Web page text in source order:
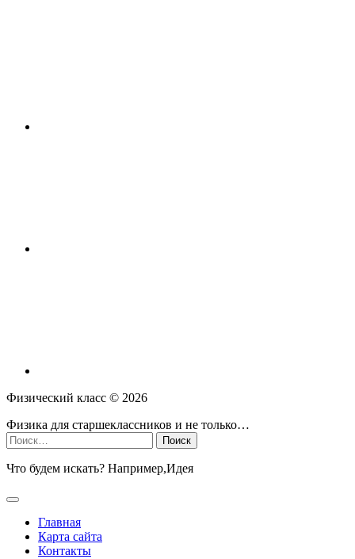
Физический класс © 2026
Физика для старшеклассников и не только…
Найти:
Что будем искать? Например,Идея
Главная
Карта сайта
Контакты